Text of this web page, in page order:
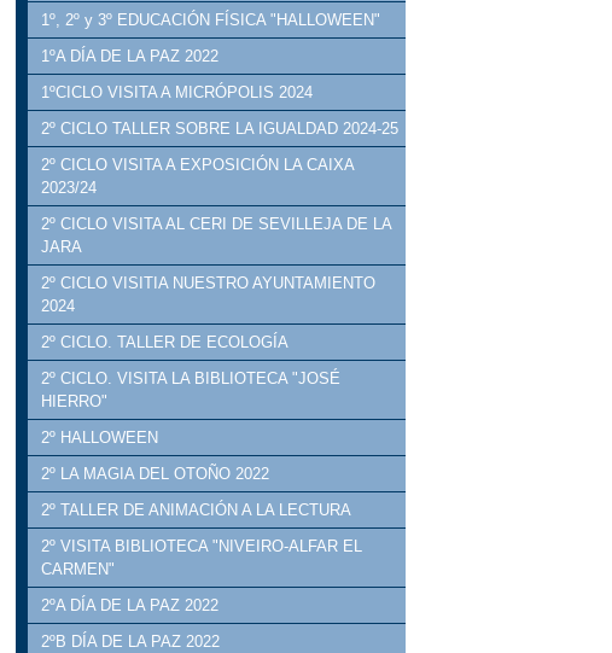
1º, 2º y 3º EDUCACIÓN FÍSICA "HALLOWEEN"
1ºA DÍA DE LA PAZ 2022
1ºCICLO VISITA A MICRÓPOLIS 2024
2º CICLO TALLER SOBRE LA IGUALDAD 2024-25
2º CICLO VISITA A EXPOSICIÓN LA CAIXA
2023/24
2º CICLO VISITA AL CERI DE SEVILLEJA DE LA
JARA
2º CICLO VISITIA NUESTRO AYUNTAMIENTO
2024
2º CICLO. TALLER DE ECOLOGÍA
2º CICLO. VISITA LA BIBLIOTECA "JOSÉ
HIERRO"
2º HALLOWEEN
2º LA MAGIA DEL OTOÑO 2022
2º TALLER DE ANIMACIÓN A LA LECTURA
2º VISITA BIBLIOTECA "NIVEIRO-ALFAR EL
CARMEN"
2ºA DÍA DE LA PAZ 2022
2ºB DÍA DE LA PAZ 2022